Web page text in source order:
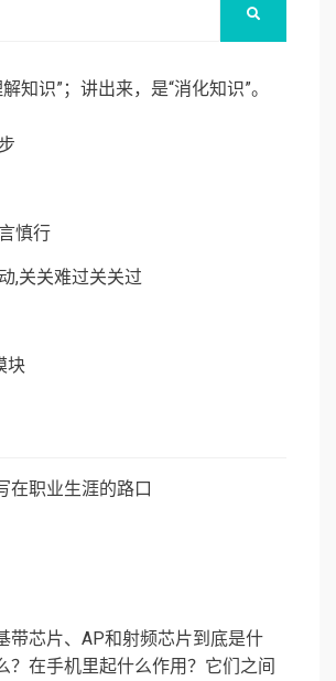
知识”；讲出来，是“消化知识”。
慎行
,关关难过关关过
块
在职业生涯的路口
带芯片、AP和射频芯片到底是什
？在手机里起什么作用？它们之间